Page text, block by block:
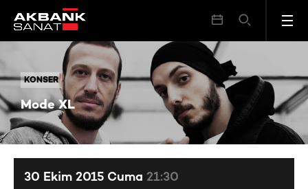
KONSER
Mode XL
KONSER Mode XL
30 Ekim 2015 Cuma 21:30